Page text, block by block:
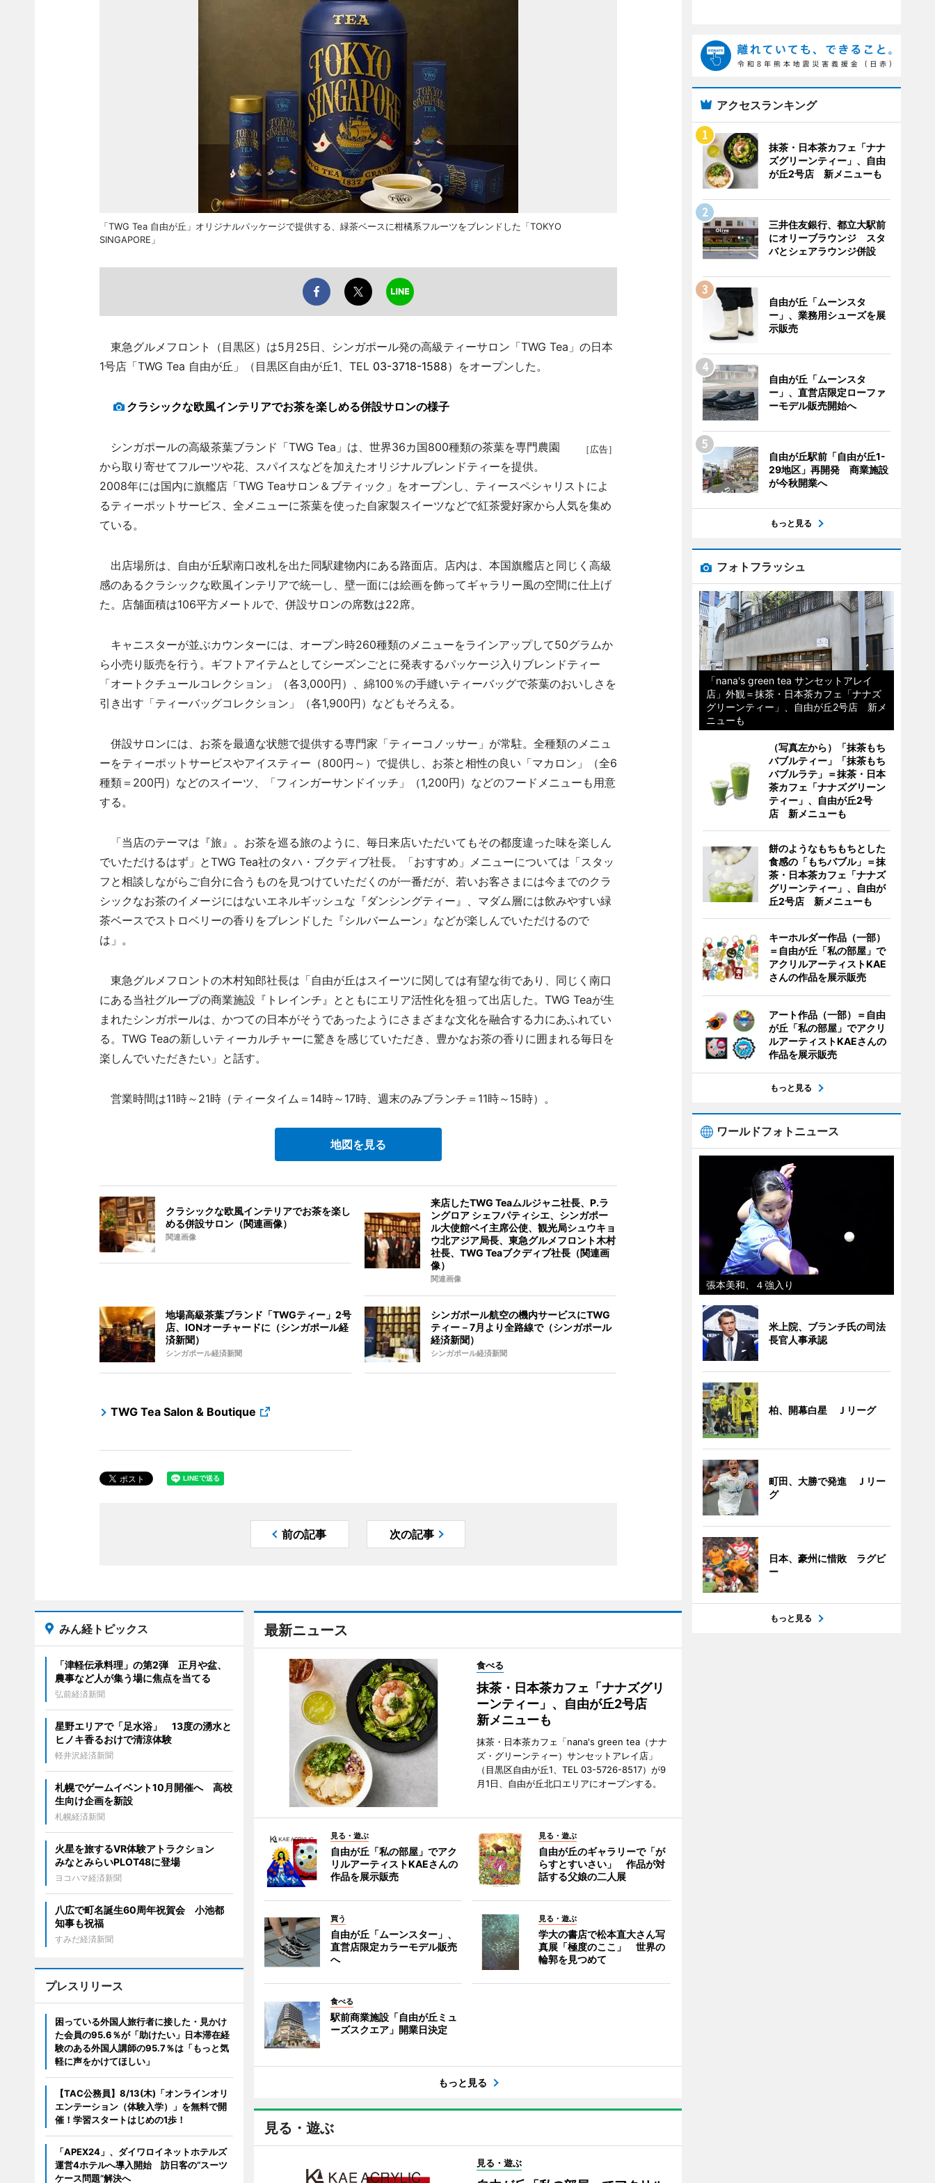
「TWG Tea 自由が丘」オリジナルパッケージで提供する、緑茶ベースに柑橘系フルーツをブレンドした「TOKYO
SINGAPORE」
東急グルメフロント（目黒区）は5月25日、シンガポール発の高級ティーサロン「TWG Tea」の日本
1号店「TWG Tea 自由が丘」（目黒区自由が丘1、TEL 03-3718-1588）をオープンした。
クラシックな欧風インテリアでお茶を楽しめる併設サロンの様子
［広告］
シンガポールの高級茶葉ブランド「TWG Tea」は、世界36カ国800種類の茶葉を専門農園
から取り寄せてフルーツや花、スパイスなどを加えたオリジナルブレンドティーを提供。
2008年には国内に旗艦店「TWG Teaサロン＆ブティック」をオープンし、ティースペシャリストによ
るティーポットサービス、全メニューに茶葉を使った自家製スイーツなどで紅茶愛好家から人気を集め
ている。
出店場所は、自由が丘駅南口改札を出た同駅建物内にある路面店。店内は、本国旗艦店と同じく高級
感のあるクラシックな欧風インテリアで統一し、壁一面には絵画を飾ってギャラリー風の空間に仕上げ
た。店舗面積は106平方メートルで、併設サロンの席数は22席。
キャニスターが並ぶカウンターには、オープン時260種類のメニューをラインアップして50グラムか
ら小売り販売を行う。ギフトアイテムとしてシーズンごとに発表するパッケージ入りブレンドティー
「オートクチュールコレクション」（各3,000円）、綿100％の手縫いティーバッグで茶葉のおいしさを
引き出す「ティーバッグコレクション」（各1,900円）などもそろえる。
併設サロンには、お茶を最適な状態で提供する専門家「ティーコノッサー」が常駐。全種類のメニュ
ーをティーポットサービスやアイスティー（800円～）で提供し、お茶と相性の良い「マカロン」（全6
種類＝200円）などのスイーツ、「フィンガーサンドイッチ」（1,200円）などのフードメニューも用意
する。
「当店のテーマは『旅』。お茶を巡る旅のように、毎日来店いただいてもその都度違った味を楽しん
でいただけるはず」とTWG Tea社のタハ・ブクディブ社長。「おすすめ」メニューについては「スタッ
フと相談しながらご自分に合うものを見つけていただくのが一番だが、若いお客さまには今までのクラ
シックなお茶のイメージにはないエネルギッシュな『ダンシングティー』、マダム層には飲みやすい緑
茶ベースでストロベリーの香りをブレンドした『シルバームーン』などが楽しんでいただけるので
は」。
東急グルメフロントの木村知郎社長は「自由が丘はスイーツに関しては有望な街であり、同じく南口
にある当社グループの商業施設『トレインチ』とともにエリア活性化を狙って出店した。TWG Teaが生
まれたシンガポールは、かつての日本がそうであったようにさまざまな文化を融合する力にあふれてい
る。TWG Teaの新しいティーカルチャーに驚きを感じていただき、豊かなお茶の香りに囲まれる毎日を
楽しんでいただきたい」と話す。
営業時間は11時～21時（ティータイム＝14時～17時、週末のみブランチ＝11時～15時）。
地図を見る
クラシックな欧風インテリアでお茶を楽し
める併設サロン（関連画像）
関連画像
来店したTWG Teaムルジャニ社長、P.ラ
ングロア シェフパティシエ、シンガポー
ル大使館ベイ主席公使、観光局シュウキョ
ウ北アジア局長、東急グルメフロント木村
社長、TWG Teaブクディブ社長（関連画
像）
関連画像
地場高級茶葉ブランド「TWGティー」2号
店、IONオーチャードに（シンガポール経
済新聞）
シンガポール経済新聞
シンガポール航空の機内サービスにTWG
ティー－7月より全路線で（シンガポール
経済新聞）
シンガポール経済新聞
TWG Tea Salon & Boutique
前の記事 次の記事
最新ニュース
食べる
抹茶・日本茶カフェ「ナナズグリ
ーンティー」、自由が丘2号店
新メニューも
抹茶・日本茶カフェ「nana's green tea（ナナ
ズ・グリーンティー）サンセットアレイ店」
（目黒区自由が丘1、TEL 03-5726-8517）が9
月1日、自由が丘北口エリアにオープンする。
見る・遊ぶ
自由が丘「私の部屋」でアク
リルアーティストKAEさんの
作品を展示販売
見る・遊ぶ
自由が丘のギャラリーで「が
らすとすいさい」 作品が対
話する父娘の二人展
買う
自由が丘「ムーンスター」、
直営店限定カラーモデル販売
へ
見る・遊ぶ
学大の書店で松本直大さん写
真展「極度のここ」 世界の
輪郭を見つめて
食べる
駅前商業施設「自由が丘ミュ
ーズスクエア」開業日決定
もっと見る
見る・遊ぶ
見る・遊ぶ
みん経トピックス
「津軽伝承料理」の第2弾 正月や盆、
農事など人が集う場に焦点を当てる
弘前経済新聞
星野エリアで「足水浴」 13度の湧水と
ヒノキ香るおけで清涼体験
軽井沢経済新聞
札幌でゲームイベント10月開催へ 高校
生向け企画を新設
札幌経済新聞
火星を旅するVR体験アトラクション
みなとみらいPLOT48に登場
ヨコハマ経済新聞
八広で町名誕生60周年祝賀会 小池都
知事も祝福
すみだ経済新聞
プレスリリース
困っている外国人旅行者に接した・見かけ
た会員の95.6％が「助けたい」日本滞在経
験のある外国人講師の95.7％は「もっと気
軽に声をかけてほしい」
【TAC公務員】8/13(木)「オンラインオリ
エンテーション（体験入学）」を無料で開
催！学習スタートはじめの1歩！
「APEX24」、ダイワロイネットホテルズ
運営4ホテルへ導入開始 訪日客の“スーツ
ケース問題”解決へ
アクセスランキング
抹茶・日本茶カフェ「ナナ
ズグリーンティー」、自由
が丘2号店 新メニューも
三井住友銀行、都立大駅前
にオリーブラウンジ スタ
バとシェアラウンジ併設
自由が丘「ムーンスタ
ー」、業務用シューズを展
示販売
自由が丘「ムーンスタ
ー」、直営店限定ローファ
ーモデル販売開始へ
自由が丘駅前「自由が丘1-
29地区」再開発 商業施設
が今秋開業へ
もっと見る
フォトフラッシュ
「nana's green tea サンセットアレイ
店」外観＝抹茶・日本茶カフェ「ナナズ
グリーンティー」、自由が丘2号店 新メ
ニューも
（写真左から）「抹茶もち
バブルティー」「抹茶もち
バブルラテ」＝抹茶・日本
茶カフェ「ナナズグリーン
ティー」、自由が丘2号
店 新メニューも
餅のようなもちもちとした
食感の「もちバブル」＝抹
茶・日本茶カフェ「ナナズ
グリーンティー」、自由が
丘2号店 新メニューも
キーホルダー作品（一部）
＝自由が丘「私の部屋」で
アクリルアーティストKAE
さんの作品を展示販売
アート作品（一部）＝自由
が丘「私の部屋」でアクリ
ルアーティストKAEさんの
作品を展示販売
もっと見る
ワールドフォトニュース
張本美和、４強入り
米上院、ブランチ氏の司法
長官人事承認
柏、開幕白星 Ｊリーグ
町田、大勝で発進 Ｊリー
グ
日本、豪州に惜敗 ラグビ
ー
もっと見る